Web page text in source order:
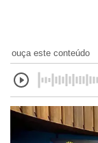
ouça este conteúdo